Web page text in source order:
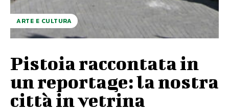
ARTE E CULTURA
Pistoia raccontata in
un reportage: la nostra
città in vetrina